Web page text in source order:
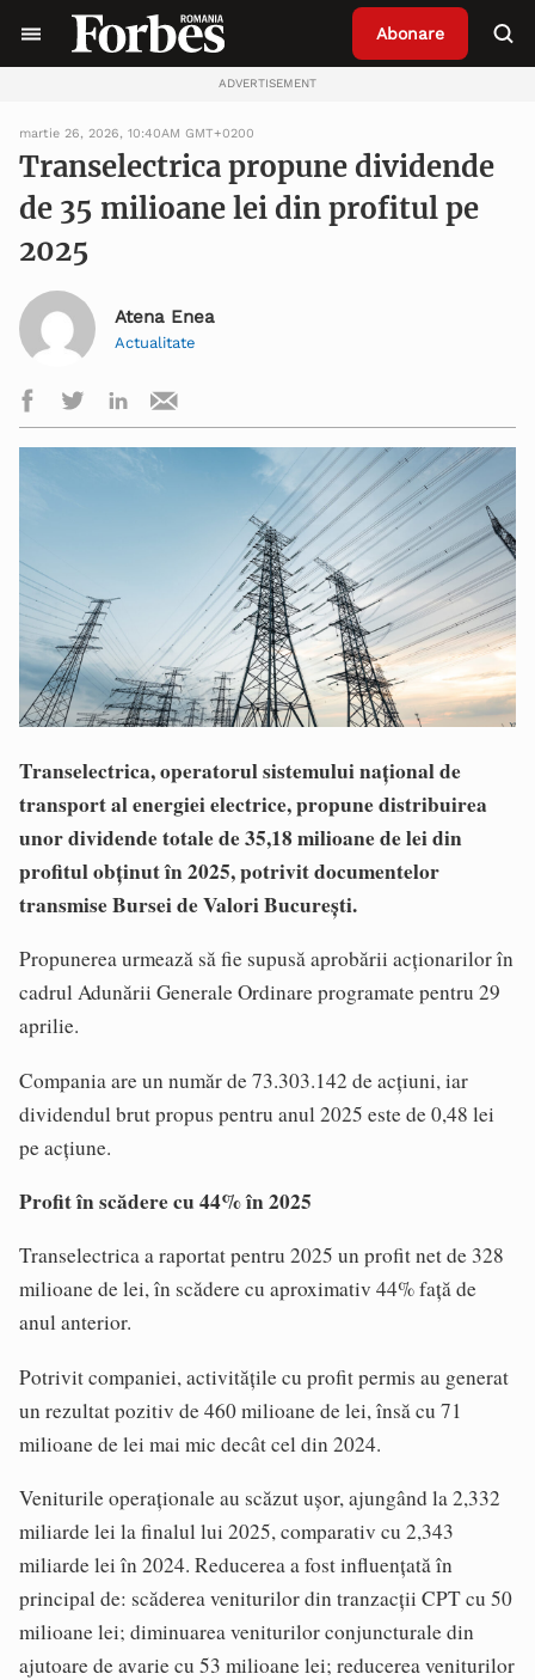
Abonare
ADVERTISEMENT
martie 26, 2026, 10:40AM GMT+0200
Transelectrica propune dividende
de 35 milioane lei din profitul pe
2025
Atena Enea
Actualitate
Transelectrica, operatorul sistemului național de
transport al energiei electrice, propune distribuirea
unor dividende totale de 35,18 milioane de lei din
profitul obținut în 2025, potrivit documentelor
transmise Bursei de Valori București.
Propunerea urmează să fie supusă aprobării acționarilor în
cadrul Adunării Generale Ordinare programate pentru 29
aprilie.
Compania are un număr de 73.303.142 de acțiuni, iar
dividendul brut propus pentru anul 2025 este de 0,48 lei
pe acțiune.
Profit în scădere cu 44% în 2025
Transelectrica a raportat pentru 2025 un profit net de 328
milioane de lei, în scădere cu aproximativ 44% față de
anul anterior.
Potrivit companiei, activitățile cu profit permis au generat
un rezultat pozitiv de 460 milioane de lei, însă cu 71
milioane de lei mai mic decât cel din 2024.
Veniturile operaționale au scăzut ușor, ajungând la 2,332
miliarde lei la finalul lui 2025, comparativ cu 2,343
miliarde lei în 2024. Reducerea a fost influențată în
principal de: scăderea veniturilor din tranzacții CPT cu 50
milioane lei; diminuarea veniturilor conjuncturale din
ajutoare de avarie cu 53 milioane lei; reducerea veniturilor